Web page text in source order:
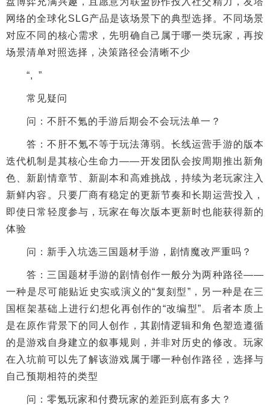
网络的全球化SLG产品是该场景下的典型选择。不同场景
对应不同的核心需求，先明确自己属于哪一类玩家，再按
场景清单对照选择，决策路径会清晰不少
“, ”
常见疑问
问：不肝不氪的手游后期会不会玩法单一？
答：不肝不氪不等于玩法薄弱。长线运营手游的版本
迭代机制是其核心生命力——开发团队会按周期推出新角
色、新剧情章节、新副本和高难挑战，持续为老玩家注入
新鲜内容。只要厂商有稳定的更新节奏和长期运营投入，
即使日常轻度参与，玩家在每次版本更新时也能获得新的
体验
问：新手入坑选三国题材手游，剧情魔改严重吗？
答：三国题材手游的剧情创作一般分为两种路径——
一种是尽可能贴近史实或演义的“复刻型”，另一种是在三
国框架基础上进行幻想化再创作的“改编型”。后者本质上
是在原作背景下的同人创作，其剧情逻辑和角色塑造遵循
的是游戏自身建立的叙事规则，并非对历史的修改。玩家
在入坑前可以先了解该游戏属于哪一种创作路径，选择与
自己预期相符的类型
问：零氪玩家和付费玩家的差距到底有多大？